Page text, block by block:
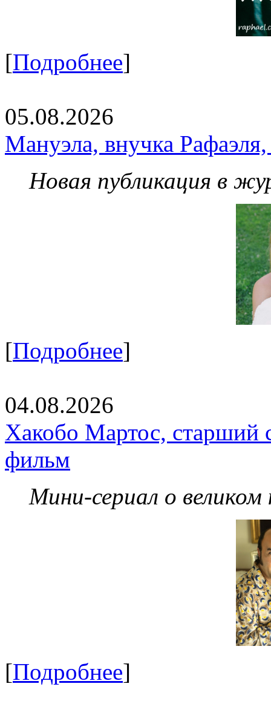
[Подробнее]
05.08.2026
Мануэла, внучка
Новая публикация в
[Подробнее]
04.08.2026
Хакобо Мартос, старший
фильм
Мини-сериал о великом
[Подробнее]